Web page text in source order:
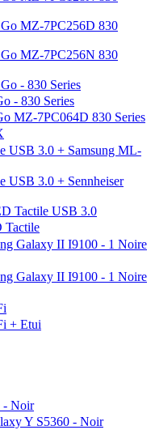
MZ-7PC256D 830
MZ-7PC256N 830
- 830 Series
- 830 Series
MZ-7PC064D 830 Series
USB 3.0 + Samsung ML-
USB 3.0 + Sennheiser
Tactile USB 3.0
Tactile
Galaxy II I9100 - 1 Noire
Galaxy II I9100 - 1 Noire
+ Etui
- Noir
Y S5360 - Noir